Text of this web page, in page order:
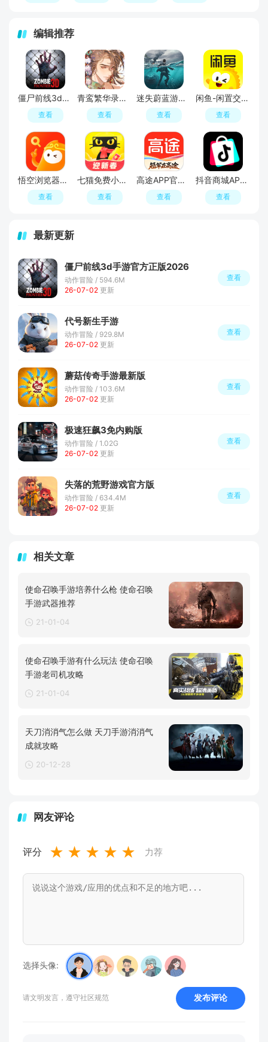
编辑推荐
僵尸前线3d手游官方正版2026
查看
青鸾繁华录正版手游最新版
查看
迷失蔚蓝游戏手机版
查看
闲鱼-闲置交易购物平台
查看
悟空浏览器正版安装包(悟空浏览器极速版本)
查看
七猫免费小说APP最新版本
查看
高途APP官方正版
查看
抖音商城APP官方正版客户端
查看
最新更新
僵尸前线3d手游官方正版2026
动作冒险 / 594.6M
26-07-02 更新
查看
代号新生手游
动作冒险 / 929.8M
26-07-02 更新
查看
蘑菇传奇手游最新版
动作冒险 / 103.6M
26-07-02 更新
查看
极速狂飙3免内购版
动作冒险 / 1.02G
26-07-02 更新
查看
失落的荒野游戏官方版
动作冒险 / 634.4M
26-07-02 更新
查看
相关文章
使命召唤手游培养什么枪 使命召唤
手游武器推荐
21-01-04
使命召唤手游有什么玩法 使命召唤
手游老司机攻略
21-01-04
天刀消消气怎么做 天刀手游消消气
成就攻略
20-12-28
网友评论
评分 ★ ★ ★ ★ ★ 力荐
选择头像:
请文明发言，遵守社区规范 发布评论